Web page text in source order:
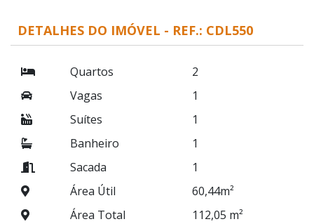
DETALHES DO IMÓVEL - REF.: CDL550
Quartos
2
Vagas
1
Suítes
1
Banheiro
1
Sacada
1
Área Útil
60,44m²
Área Total
112,05 m²